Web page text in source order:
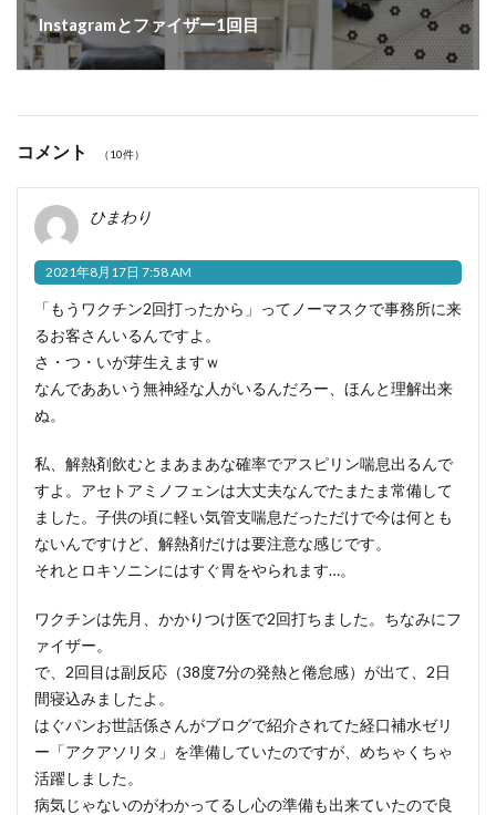
Instagramとファイザー1回目
コメント （10件）
ひまわり
2021年8月17日 7:58 AM
「もうワクチン2回打ったから」ってノーマスクで事務所に来
るお客さんいるんですよ。
さ・つ・いが芽生えますｗ
なんでああいう無神経な人がいるんだろー、ほんと理解出来
ぬ。
私、解熱剤飲むとまあまあな確率でアスピリン喘息出るんで
すよ。アセトアミノフェンは大丈夫なんでたまたま常備して
ました。子供の頃に軽い気管支喘息だっただけで今は何とも
ないんですけど、解熱剤だけは要注意な感じです。
それとロキソニンにはすぐ胃をやられます…。
ワクチンは先月、かかりつけ医で2回打ちました。ちなみにフ
ァイザー。
で、2回目は副反応（38度7分の発熱と倦怠感）が出て、2日
間寝込みましたよ。
はぐパンお世話係さんがブログで紹介されてた経口補水ゼリ
ー「アクアソリタ」を準備していたのですが、めちゃくちゃ
活躍しました。
病気じゃないのがわかってるし心の準備も出来ていたので良